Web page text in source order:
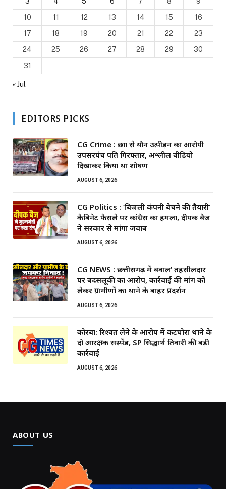
10
11 12 13 14 15
16
17
18 19 20 21 22
23
24
25 26 27 28 29
30
31
« Jul
EDITORS PICKS
CG Crime : छात्रा से यौन उत्पीड़न का आरोपी
उपसरपंच पति गिरफ्तार, अश्लील वीडियो
दिखाकर किया था शोषण
AUGUST 6, 2026
CG Politics : ‘बिजली कंपनी बेचने की तैयारी’
कैबिनेट फैसले पर कांग्रेस का हमला, दीपक बैज
ने सरकार से मांगा जवाब
AUGUST 6, 2026
CG NEWS : छत्तीसगढ़ में बवाल’ तहसीलदार
पर बदसलूकी का आरोप, कार्रवाई की मांग को
लेकर ग्रामीणों का थाने के बाहर प्रदर्शन
AUGUST 6, 2026
कोरबा: रिश्वत लेने के आरोप में कटघोरा थाने के
दो आरक्षक सस्पेंड, SP सिद्धार्थ तिवारी की बड़ी
कार्रवाई
AUGUST 6, 2026
ABOUT US